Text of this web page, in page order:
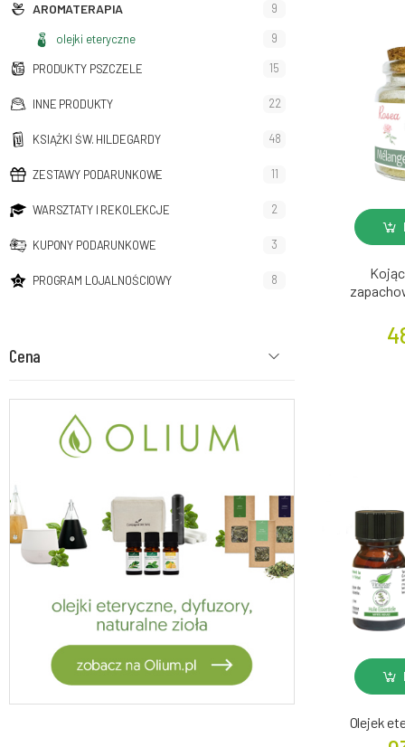
AROMATERAPIA 9
olejki eteryczne 9
PRODUKTY PSZCZELE 15
INNE PRODUKTY 22
KSIĄŻKI ŚW. HILDEGARDY 48
ZESTAWY PODARUNKOWE 11
WARSZTATY I REKOLEKCJE 2
KUPONY PODARUNKOWE 3
PROGRAM LOJALNOŚCIOWY 8
Cena
Olejek